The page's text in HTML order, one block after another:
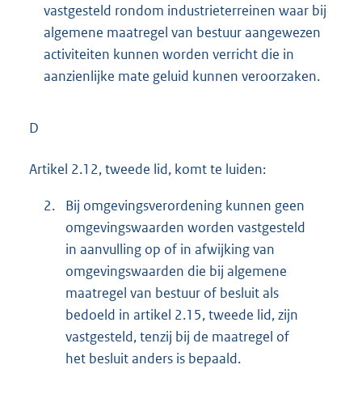
vastgesteld rondom industrieterreinen waar bij
algemene maatregel van bestuur aangewezen
activiteiten kunnen worden verricht die in
aanzienlijke mate geluid kunnen veroorzaken.
D
Artikel 2.12, tweede lid, komt te luiden:
2.
Bij omgevingsverordening kunnen geen
omgevingswaarden worden vastgesteld
in aanvulling op of in afwijking van
omgevingswaarden die bij algemene
maatregel van bestuur of besluit als
bedoeld in artikel 2.15, tweede lid, zijn
vastgesteld, tenzij bij de maatregel of
het besluit anders is bepaald.